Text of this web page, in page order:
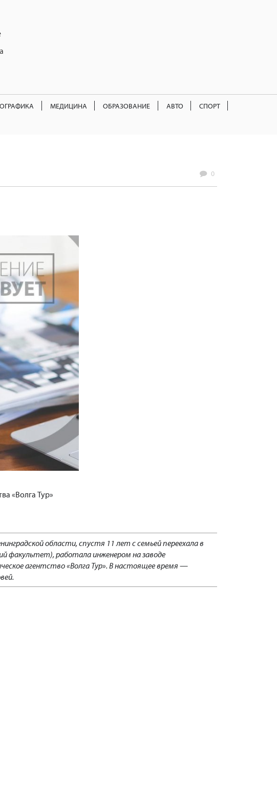
МЕДИЦИНА ОБРАЗОВАНИЕ АВТО СПОРТ
0
«Волга Тур»
области, спустя 11 лет с семьей переехала в
факультет), работала инженером на заводе
агентство «Волга Тур». В настоящее время —